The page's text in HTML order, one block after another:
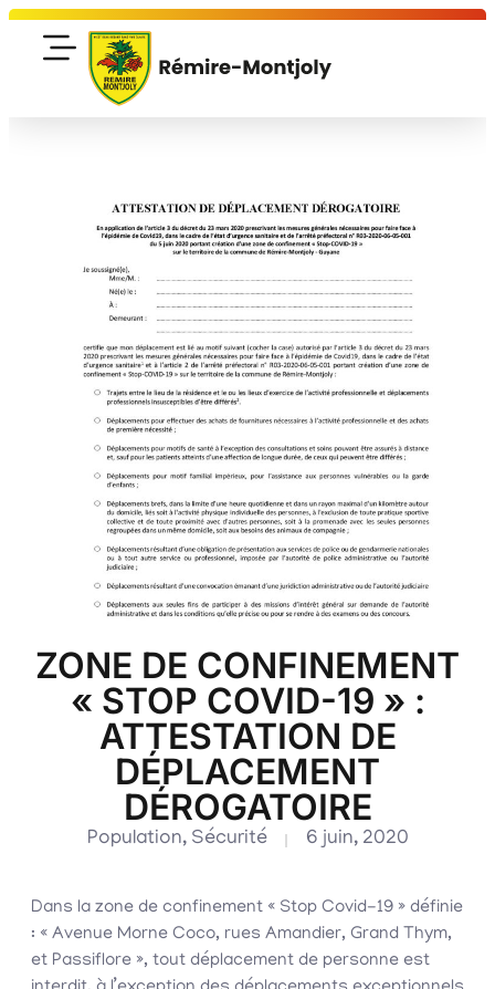
ZONE DE CONFINEMENT
« STOP COVID-19 » :
ATTESTATION DE
DÉPLACEMENT
DÉROGATOIRE
Population, Sécurité 6 juin, 2020
Dans la zone de confinement « Stop Covid-19 » définie
: « Avenue Morne Coco, rues Amandier, Grand Thym,
et Passiflore », tout déplacement de personne est